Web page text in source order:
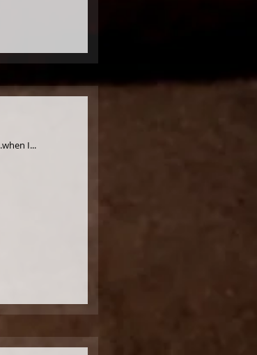
.You asked for much .You asked for me to love you .You asked for me to love myself You asked me to love this very instance .when I...